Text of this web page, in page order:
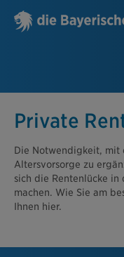
Private
Die Notwendigkeit, mit
Altersvorsorge zu
sich die Rentenlücke in
machen. Wie Sie am
Ihnen hier.